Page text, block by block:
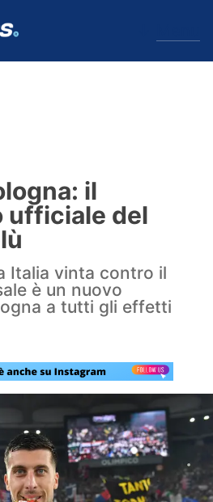
il
ufficiale del
Italia vinta contro il
è un nuovo
a tutti gli effetti